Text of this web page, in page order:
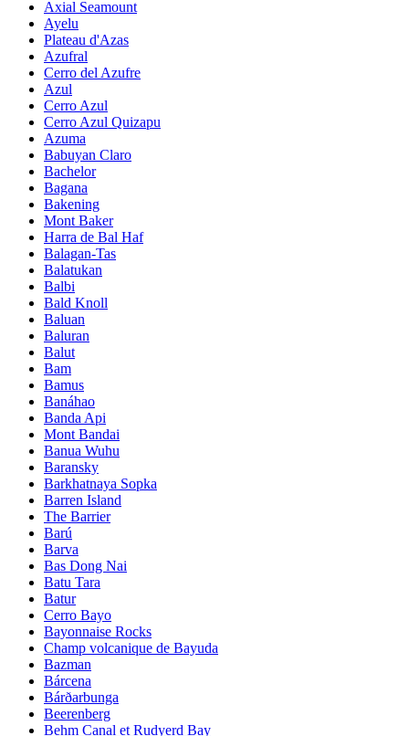
Axial Seamount
Ayelu
Plateau d'Azas
Azufral
Cerro del Azufre
Azul
Cerro Azul
Cerro Azul Quizapu
Azuma
Babuyan Claro
Bachelor
Bagana
Bakening
Mont Baker
Harra de Bal Haf
Balagan-Tas
Balatukan
Balbi
Bald Knoll
Baluan
Baluran
Balut
Bam
Bamus
Banáhao
Banda Api
Mont Bandai
Banua Wuhu
Baransky
Barkhatnaya Sopka
Barren Island
The Barrier
Barú
Barva
Bas Dong Nai
Batu Tara
Batur
Cerro Bayo
Bayonnaise Rocks
Champ volcanique de Bayuda
Bazman
Bárcena
Bárðarbunga
Beerenberg
Behm Canal et Rudyerd Bay